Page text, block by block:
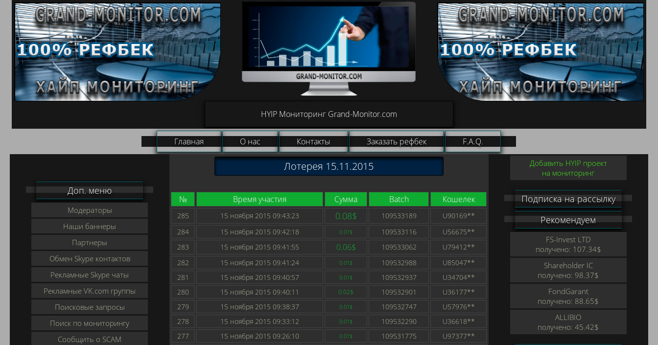
HYIP Мониторинг Grand-Monitor.com
Главная О нас Контакты Заказать рефбек F.A.Q.
Доп. меню
Модераторы
Наши баннеры
Партнеры
Обмен Skype контактов
Рекламные Skype чаты
Рекламные VK.com группы
Поисковые запросы
Поиск по мониторингу
Сообщить о SCAM
Лотерея 15.11.2015
№ Время участия Сумма Batch Кошелек
285 15 ноября 2015 09:43:23 0.08$ 109533189
U90169**
284
15 ноября 2015 09:42:18 0.01$ 109533116
U56675**
283
15 ноября 2015 09:41:55 0.06$ 109533062
U79412**
282
15 ноября 2015 09:41:24 0.01$ 109532988
U85047**
281
15 ноября 2015 09:40:57 0.01$ 109532937
U34704**
280
15 ноября 2015 09:40:11 0.02$ 109532901
U36177**
279
15 ноября 2015 09:38:37 0.01$ 109532747
U57976**
278
15 ноября 2015 09:33:12 0.01$ 109532290
U36618**
277
15 ноября 2015 09:26:10 0.01$ 109531775
U97377**
Добавить HYIP проект
на мониторинг
Подписка на рассылку
Рекомендуем
FS-Invest LTD
получено: 107.34$
Shareholder IC
получено: 98.37$
FondGarant
получено: 88.65$
ALLIBIO
получено: 45.42$